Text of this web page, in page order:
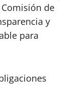
de
y
para